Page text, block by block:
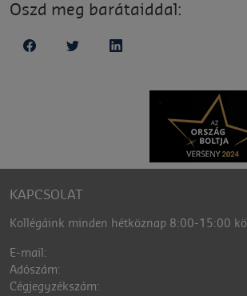
Oszd meg barátaiddal:
KAPCSOLAT
Kollégáink minden hétköznap 8:00-15:00
E-mail:
Adószám:
Cégjegyzékszám: